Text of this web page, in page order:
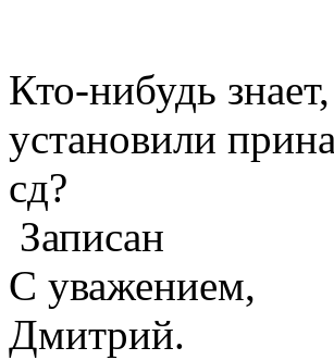
Кто-нибудь
установили
сд?
Записан
С уважением,
Дмитрий.